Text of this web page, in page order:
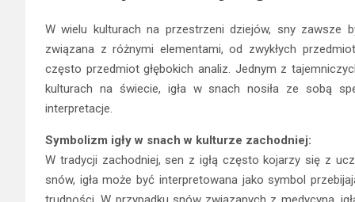
W wielu kulturach na przestrzeni dziejów, sny zawsze
związana z różnymi elementami, od zwykłych
często przedmiot głębokich analiz. Jednym z
kulturach na świecie, igła w snach nosiła ze sobą
interpretacje.
Symbolizm igły w snach w kulturze zachodniej:
W tradycji zachodniej, sen z igłą często kojarzy się z
snów, igła może być interpretowana jako symbol